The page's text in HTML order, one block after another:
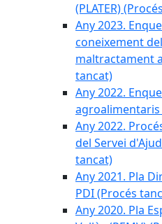
(PLATER)
Any 2023.
coneixement
maltractament
tancat)
Any 2022.
agroalimentaris
Any 2022.
del Servei
tancat)
Any 2021. Pla
PDI (Procés
Any 2020. Pla